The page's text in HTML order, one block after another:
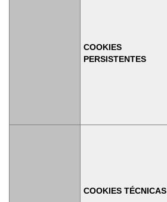
COOKIES
PERSISTENTES
COOKIES TÉCNICAS